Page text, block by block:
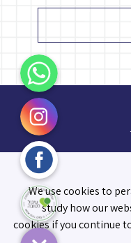
We use cookies to
study how our
cookies if you continue
WhatsApp
Instagram
Facebook
עיגול לטובה